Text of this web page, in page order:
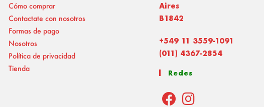
Cómo comprar
Contactate con nosotros
Formas de pago
Nosotros
Política de privacidad
Tienda
Aires
B1842
+549 11 3559-1091
(011) 4367-2854
Redes